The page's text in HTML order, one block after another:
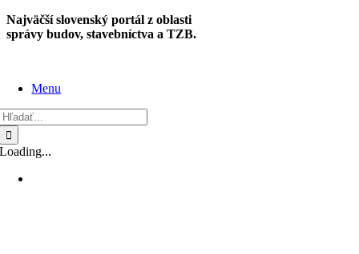
Skip
to
Najväčší slovenský portál z oblasti
správy budov, stavebníctva a TZB.
Menu
Loading...